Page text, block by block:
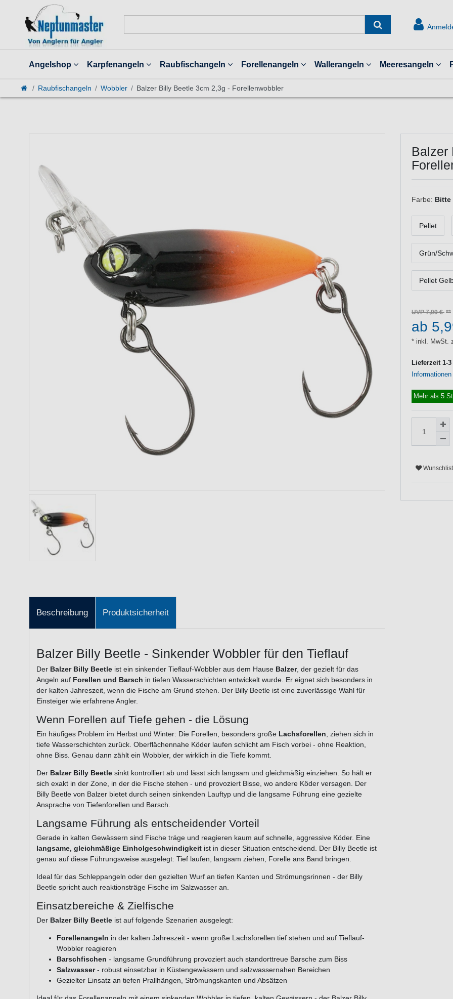
Angelshop Karpfenangeln Raubfischangeln Forellenangeln Wallerangeln Meeresangeln
Raubfischangeln Wobbler Balzer Billy Beetle 3cm 2,3g - Forellenwobbler
Balzer
Farbe: Bitte
Pellet
Grün/
Pellet
UVP 7,99 €
ab
* inkl. MwSt.
Lieferzeit 1-
Mehr als 5
Beschreibung Produktsicherheit
Balzer Billy Beetle - Sinkender Wobbler für den Tieflauf
Der Balzer Billy Beetle ist ein sinkender Tieflauf-Wobbler aus dem Hause Balzer, der gezielt für das
Angeln auf Forellen und Barsch in tiefen Wasserschichten entwickelt wurde. Er eignet sich besonders in
der kalten Jahreszeit, wenn die Fische am Grund stehen. Der Billy Beetle ist eine zuverlässige Wahl für
Einsteiger wie erfahrene Angler.
Wenn Forellen auf Tiefe gehen - die Lösung
Ein häufiges Problem im Herbst und Winter: Die Forellen, besonders große Lachsforellen , ziehen sich in
tiefe Wasserschichten zurück. Oberflächennahe Köder laufen schlicht am Fisch vorbei - ohne Reaktion,
ohne Biss. Genau dann zählt ein Wobbler, der wirklich in die Tiefe kommt.
Der Balzer Billy Beetle sinkt kontrolliert ab und lässt sich langsam und gleichmäßig einziehen. So hält er
sich exakt in der Zone, in der die Fische stehen - und provoziert Bisse, wo andere Köder versagen. Der
Billy Beetle von Balzer bietet durch seinen sinkenden Lauftyp und die langsame Führung eine gezielte
Ansprache von Tiefenforellen und Barsch.
Langsame Führung als entscheidender Vorteil
Gerade in kalten Gewässern sind Fische träge und reagieren kaum auf schnelle, aggressive Köder. Eine
langsame, gleichmäßige Einholgeschwindigkeit ist in dieser Situation entscheidend. Der Billy Beetle ist
genau auf diese Führungsweise ausgelegt: Tief laufen, langsam ziehen, Forelle ans Band bringen.
Ideal für das Schleppangeln oder den gezielten Wurf an tiefen Kanten und Strömungsrinnen - der Billy
Beetle spricht auch reaktionsträge Fische im Salzwasser an.
Einsatzbereiche & Zielfische
Der Balzer Billy Beetle ist auf folgende Szenarien ausgelegt:
Forellenangeln in der kalten Jahreszeit - wenn große Lachsforellen tief stehen und auf Tieflauf-
Wobbler reagieren
Barschfischen - langsame Grundführung provoziert auch standorttreue Barsche zum Biss
Salzwasser- robust einsetzbar in Küstengewässern und salzwassernahen Bereichen
Gezielter Einsatz an tiefen Prallhängen, Strömungskanten und Absätzen